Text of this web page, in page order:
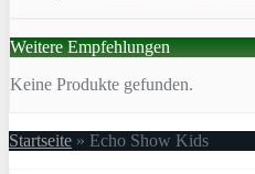
Weitere Empfehlungen
Keine Produkte gefunden.
Startseite » Echo Show Kids